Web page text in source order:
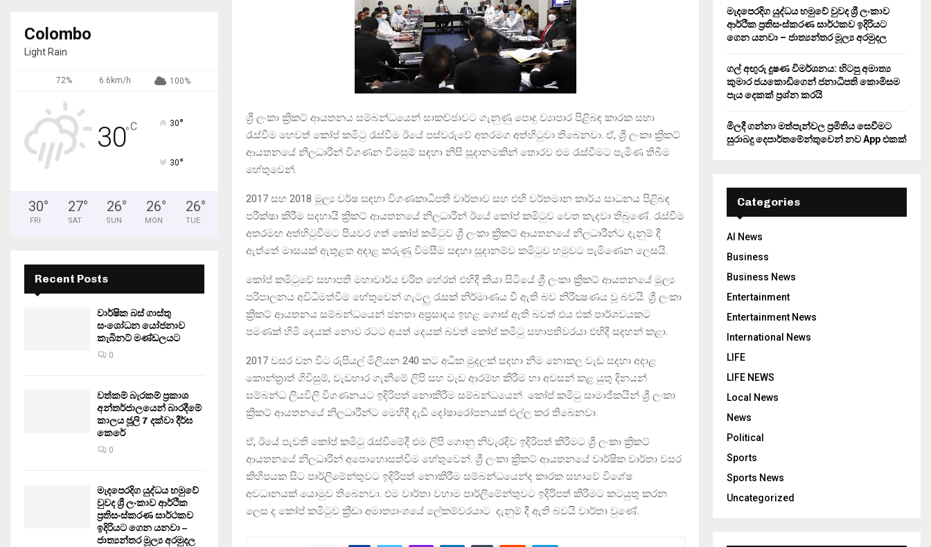
ශ්‍රී ලංකා ක්‍රිකට් ආයතනය සම්බන්ධයෙන් සාකච්ඡාවට ගැනුණු පොදු ව්‍යාපාර පිළිබඳ කාරක සභා
රැස්වීම හෙවත් කෝප් කමිටු රැස්වීම ඊයේ පස්වරුවේ අතරමග අත්හිටුවා තිබෙනවා. ඒ, ශ්‍රී ලංකා ක්‍රිකට්
ආයතනයේ නිලධාරීන් විගණන විමසුම් සඳහා නිසි සූදානමකින් තොරව එම රැස්වීමට පැමිණ තිබීම
හේතුවෙන්.
2017 සහ 2018 මූල්‍ය වර්ෂ සඳහා විගණකාධිපති වාර්තාව සහ එහි වර්තමාන කාර්ය සාධනය පිළිබඳ
පරීක්ෂා කිරීම සදහායි ක්‍රිකට් ආයතනයේ නිලධාරීන් ඊයේ කෝප් කමිටුව වෙත කැදවා තිබුණේ. රැස්වීම
අතරමඟ අත්හිටුවීමට පියවර ගත් කෝප් කමිටුව ශ්‍රී ලංකා ක්‍රිකට් ආයතනයේ නිලධාරීන්ට දැනුම් දී
ඇත්තේ මාසයක් ඇතුළත අදාළ කරුණු විමසීම සඳහා සූදානම්ව කමිටුව හමුවට පැමිණෙන ලෙසයි.
කෝප් කමිටුවේ සභාපති මහාචාර්ය චරිත හේරත් එහිදී කියා සිටියේ ශ්‍රී ලංකා ක්‍රිකට් ආයතනයේ මූල්‍ය
පරිපාලනය අවිධිමත්වීම හේතුවෙන් ගැටලු රැසක් නිර්මාණය වී ඇති බව නිරීක්‍ෂණය වූ බවයි. ශ්‍රී ලංකා
ක්‍රිකට් ආයතනය සම්බන්ධයෙන් ජනතා අප්‍රසාදය ඉහළ ගොස් ඇති බවත් එය එක් පාර්ශවයකට
පමණක් හිමි දෙයක් නොව රටට අයත් දෙයක් බවත් කෝප් කමිටු සභාපතිවරයා එහිදී සදහන් කළා.
2017 වසර වන විට රුපියල් මිලියන 240 කට අධික මුදලක් සදහා නිම නොකල වැඩ සදහා අදාළ
කොන්ත්‍රාත් ගිවිසුම්, වැඩභාර ගැනීමේ ලිපි සහ වැඩ ආරම්භ කිරීම හා අවසන් කළ යුතු දිනයන්
සම්බන්ධ ලියවිලි විගණනයට ඉදිරිපත් නොකිරීම සම්බන්ධයෙන් කෝප් කමිටු සාමාජිකයින් ශ්‍රී ලංකා
ක්‍රිකට් ආයතනයේ නිලධාරීන්ට මෙහිදී දැඩි දෝෂාරෝපනයක් එල්ල කර තිබෙනවා.
ඒ, ඊයේ පැවති කෝප් කමිටු රැස්වීමේදී එම ලිපි ගොනු නිවැරදිව ඉදිරිපත් කිරීමට ශ්‍රී ලංකා ක්‍රිකට්
ආයතනයේ නිලධාරීන් අපොහොසත්වීම හේතුවෙන්. ශ්‍රී ලංකා ක්‍රිකට් ආයතනයේ වාර්ෂික වාර්තා වසර
කිහිපයක සිට පාර්ලිමේන්තුවට ඉදිරිපත් නොකිරීම සම්බන්ධයෙන්ද කාරක සභාවේ විශේෂ
අවධානයක් යොමුව තිබෙනවා. එම වාර්තා වහාම පාර්ලිමේන්තුවට ඉදිරිපත් කිරීමට කටයුතු කරන
ලෙස ද කෝප් කමිටුව ක්‍රීඩා අමාත්‍යාංශයේ ලේකම්වරයාට දැනුම් දී ඇති බවයි වාර්තා වුණේ.
Colombo
Light Rain
72% 6.6km/h 100%
30°C 30°
30°
30°
FRI
27°
SAT
26°
SUN
26°
MON
26°
TUE
Recent Posts
වාර්ෂික බස් ගාස්තු
සංශෝධන යෝජනාව
කැබිනට් මණ්ඩලයට
0
වත්කම් බැරකම් ප්‍රකාශ
අන්තර්ජාලයෙන් බාරදීමේ
කාලය ජූලි 7 දක්වා දීර්ඝ
කෙරේ
0
මැදපෙරදිග යුද්ධය හමුවේ
වුවද ශ්‍රී ලංකාව ආර්ථික
ප්‍රතිසංස්කරණ සාර්ථකව
ඉදිරියට ගෙන යනවා –
ජාත්‍යන්තර මූල්‍ය අරමුදල
මැදපෙරදිග යුද්ධය හමුවේ වුවද ශ්‍රී ලංකාව
ආර්ථික ප්‍රතිසංස්කරණ සාර්ථකව ඉදිරියට
ගෙන යනවා – ජාත්‍යන්තර මූල්‍ය අරමුදල
ගල් අඟුරු දූෂණ විමර්ශනය: හිටපු අමාත්‍ය
කුමාර ජයකොඩිගෙන් ජනාධිපති කොමිසම
පැය දෙකක් ප්‍රශ්න කරයි
මිලදී ගන්නා මත්පැන්වල ප්‍රමිතිය සෙවීමට
සුරාබදු දෙපාර්තමේන්තුවෙන් නව App එකක්
Categories
AI News
Business
Business News
Entertainment
Entertainment News
International News
LIFE
LIFE NEWS
Local News
News
Political
Sports
Sports News
Uncategorized